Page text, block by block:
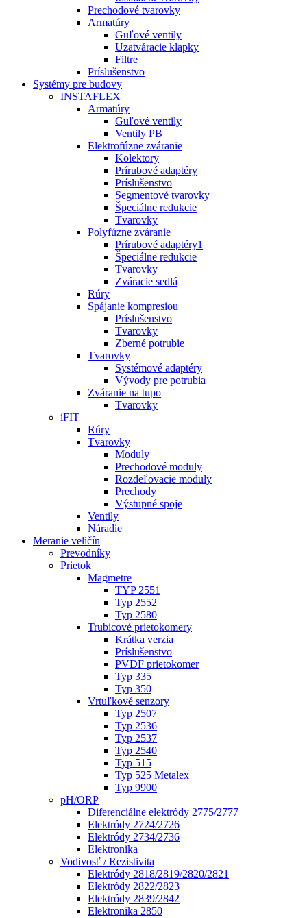
Prechodové tvarovky
Armatúry
Guľové ventily
Uzatváracie klapky
Filtre
Príslušenstvo
Systémy pre budovy
INSTAFLEX
Armatúry
Guľové ventily
Ventily PB
Elektrofúzne zváranie
Kolektory
Prírubové adaptéry
Príslušenstvo
Segmentové tvarovky
Špeciálne redukcie
Tvarovky
Polyfúzne zváranie
Prírubové adaptéry1
Špeciálne redukcie
Tvarovky
Zváracie sedlá
Rúry
Spájanie kompresiou
Príslušenstvo
Tvarovky
Zberné potrubie
Tvarovky
Systémové adaptéry
Vývody pre potrubia
Zváranie na tupo
Tvarovky
iFIT
Rúry
Tvarovky
Moduly
Prechodové moduly
Rozdeľovacie moduly
Prechody
Výstupné spoje
Ventily
Náradie
Meranie veličín
Prevodníky
Prietok
Magmetre
TYP 2551
Typ 2552
Typ 2580
Trubicové prietokomery
Krátka verzia
Príslušenstvo
PVDF prietokomer
Typ 335
Typ 350
Vrtuľkové senzory
Typ 2507
Typ 2536
Typ 2537
Typ 2540
Typ 515
Typ 525 Metalex
Typ 9900
pH/ORP
Diferenciálne elektródy 2775/2777
Elektródy 2724/2726
Elektródy 2734/2736
Elektronika
Vodivosť / Rezistivita
Elektródy 2818/2819/2820/2821
Elektródy 2822/2823
Elektródy 2839/2842
Elektronika 2850